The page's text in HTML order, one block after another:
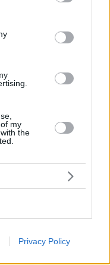
third-party tags to
in below Google
my
the
Privacy Policy